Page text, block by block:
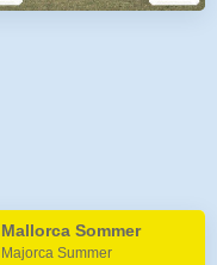
Mallorca Sommer
Majorca Summer